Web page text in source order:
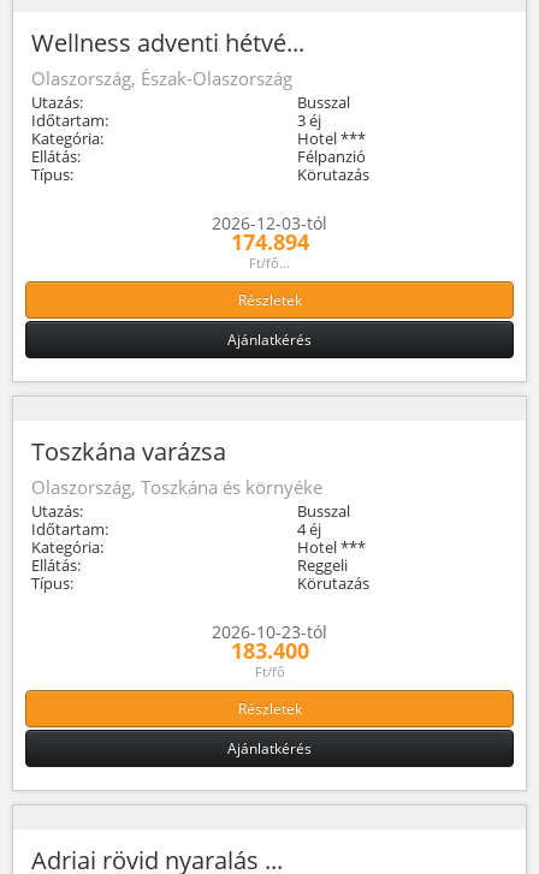
Wellness adventi hétvé...
Olaszország, Észak-Olaszország
Utazás:
Busszal
Időtartam:
3 éj
Kategória:
Hotel ***
Ellátás:
Félpanzió
Típus:
Körutazás
2026-12-03-tól
174.894
Ft/fő...
Részletek
Ajánlatkérés
Toszkána varázsa
Olaszország, Toszkána és környéke
Utazás:
Busszal
Időtartam:
4 éj
Kategória:
Hotel ***
Ellátás:
Reggeli
Típus:
Körutazás
2026-10-23-tól
183.400
Ft/fő
Részletek
Ajánlatkérés
Adriai rövid nyaralás ...